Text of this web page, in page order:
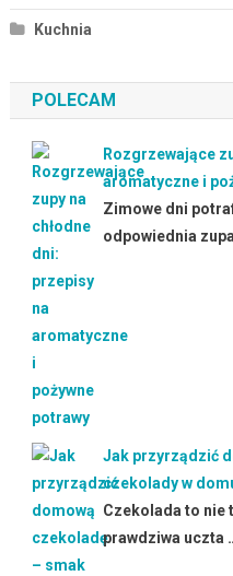
Kuchnia
POLECAM
Rozgrzewające
aromatyczne i
Zimowe dni
odpowiednia
Jak przyrządzić
czekolady w
Czekolada to nie
prawdziwa uczta